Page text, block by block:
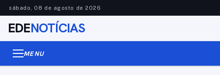
sábado, 08 de agosto de 2026
EDENOTÍCIAS
MENU